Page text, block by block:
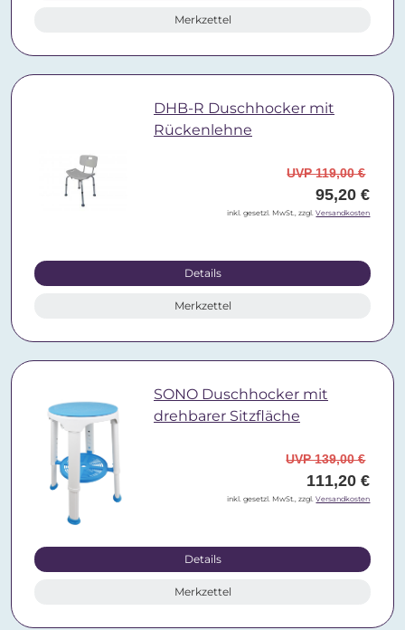
Merkzettel
DHB-R Duschhocker mit
Rückenlehne
UVP 119,00 €
95,20 €
inkl. gesetzl. MwSt., zzgl.Versandkosten
Details
Merkzettel
SONO Duschhocker mit
drehbarer Sitzfläche
UVP 139,00 €
111,20 €
inkl. gesetzl. MwSt., zzgl.Versandkosten
Details
Merkzettel